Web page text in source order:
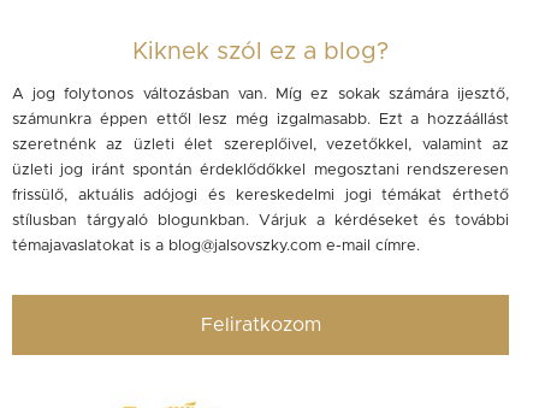
Kiknek szól ez a blog?
A jog folytonos változásban van. Míg ez sokak számára ijesztő,
számunkra éppen ettől lesz még izgalmasabb. Ezt a hozzáállást
szeretnénk az üzleti élet szereplőivel, vezetőkkel, valamint az
üzleti jog iránt spontán érdeklődőkkel megosztani rendszeresen
frissülő, aktuális adójogi és kereskedelmi jogi témákat érthető
stílusban tárgyaló blogunkban. Várjuk a kérdéseket és további
témajavaslatokat is a blog@jalsovszky.com e-mail címre.
Feliratkozom